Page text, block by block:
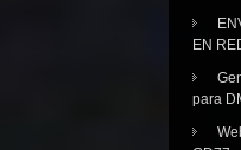
EN
para